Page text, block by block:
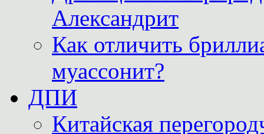
Александрит
Как отличить
муассонит?
ДПИ
Китайская